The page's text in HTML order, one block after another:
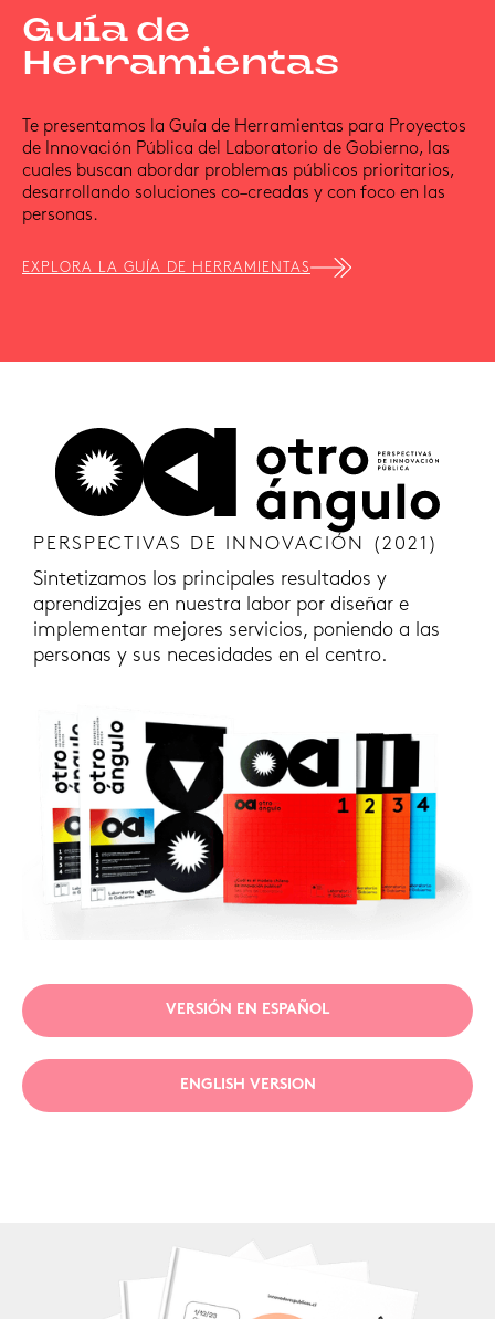
Guía de
Herramientas
Te presentamos la Guía de Herramientas para Proyectos
de Innovación Pública del Laboratorio de Gobierno, las
cuales buscan abordar problemas públicos prioritarios,
desarrollando soluciones co–creadas y con foco en las
personas.
EXPLORA LA GUÍA DE HERRAMIENTAS
PERSPECTIVAS DE INNOVACIÓN (2021)
Sintetizamos los principales resultados y
aprendizajes en nuestra labor por diseñar e
implementar mejores servicios, poniendo a las
personas y sus necesidades en el centro.
VERSIÓN EN ESPAÑOL
ENGLISH VERSION